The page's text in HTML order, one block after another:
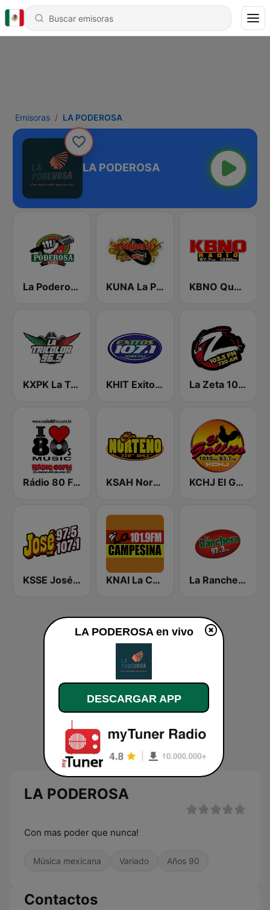
Emisoras LA PODEROSA
LA PODEROSA
La Poderosa Radio KUNA La Poderosa 96.7 FM KBNO Qué Bueno 97.7 FM
KXPK La Tricolor 96.5 FM KHIT Exitos 107.1 FM La Zeta 103.5 FM
Rádio 80 FM - Anos 80 KSAH Norteño 720 y 104.1 KCHJ El Gallito 1010 AM
KSSE José 97.5 y 107.1 KNAI La Campesina 101.9 FM La Ranchera 97.3 FM
LA PODEROSA
Con mas poder que nunca!
Música mexicana Variado Años 90
Contactos
LA PODEROSA en vivo
DESCARGAR APP